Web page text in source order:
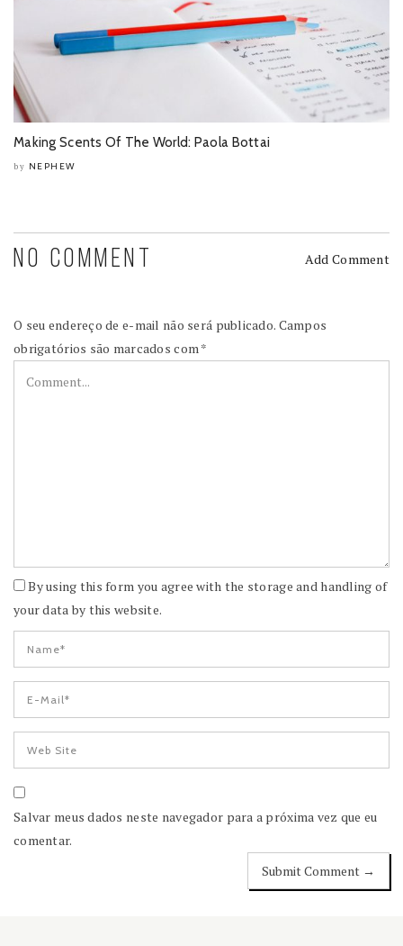
Making Scents Of The World: Paola Bottai
by NEPHEW
NO COMMENT Add Comment
O seu endereço de e-mail não será publicado. Campos
obrigatórios são marcados com*
By using this form you agree with the storage and handling of
your data by this website.
Salvar meus dados neste navegador para a próxima vez que eu
comentar.